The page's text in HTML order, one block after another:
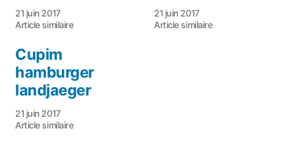
21 juin 2017
Article similaire
21 juin 2017
Article similaire
Cupim
hamburger
landjaeger
21 juin 2017
Article similaire